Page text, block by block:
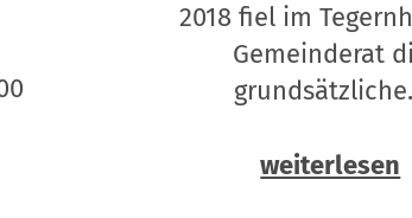
2018 fiel im
Gemeinderat
weiterlesen